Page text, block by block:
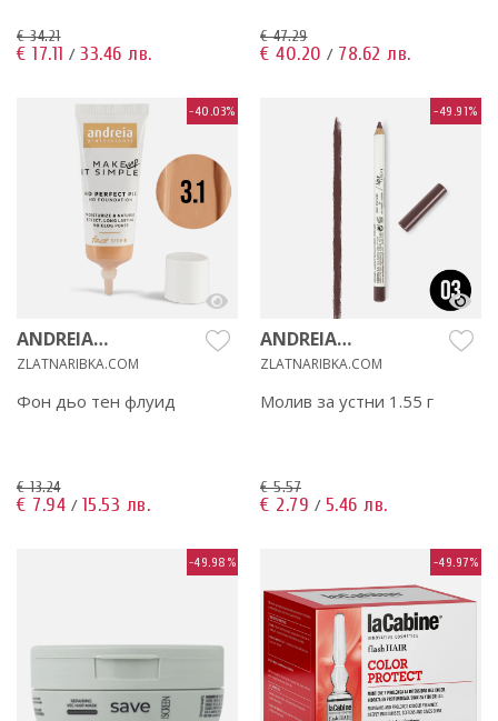
€ 34.21
€ 17.11 / 33.46 лв.
€ 47.29
€ 40.20 / 78.62 лв.
-40.03%
ANDREIA
PROFESSIONAL
ZLATNARIBKA.COM
Фон дьо тен флуид
€ 13.24
€ 7.94 / 15.53 лв.
-49.91%
ANDREIA
PROFESSIONAL
ZLATNARIBKA.COM
Молив за устни 1.55 г
€ 5.57
€ 2.79 / 5.46 лв.
-49.98% -49.97%